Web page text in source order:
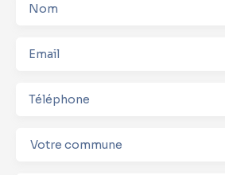
Nom
Email
Téléphone
Votre commune